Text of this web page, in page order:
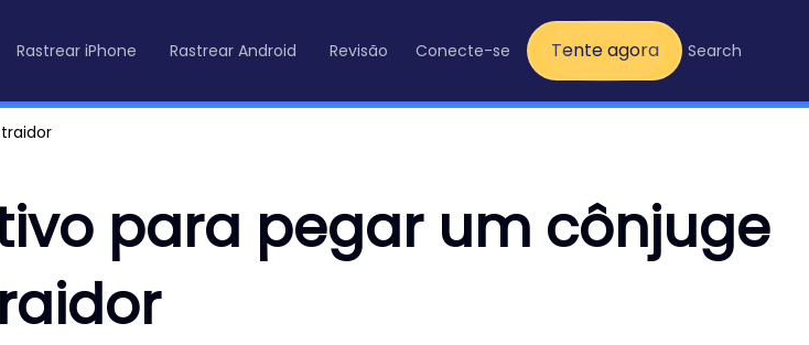
Rastrear iPhone Rastrear Android Revisão Conecte-se Tente agora Search
para pegar um cônjuge